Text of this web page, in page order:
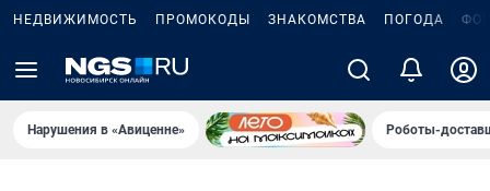
НЕДВИЖИМОСТЬ ПРОМОКОДЫ ЗНАКОМСТВА ПОГОДА
Нарушения в «Авиценне» Роботы-